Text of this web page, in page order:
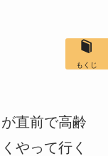
直前で高齢
やって行く
もくじ